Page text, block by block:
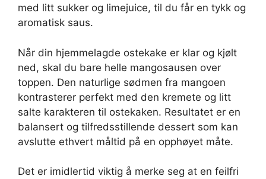
med litt sukker og limejuice, til du får en tykk og
aromatisk saus.
Når din hjemmelagde ostekake er klar og kjølt
ned, skal du bare helle mangosausen over
toppen. Den naturlige sødmen fra mangoen
kontrasterer perfekt med den kremete og litt
salte karakteren til ostekaken. Resultatet er en
balansert og tilfredsstillende dessert som kan
avslutte ethvert måltid på en opphøyet måte.
Det er imidlertid viktig å merke seg at en feilfri